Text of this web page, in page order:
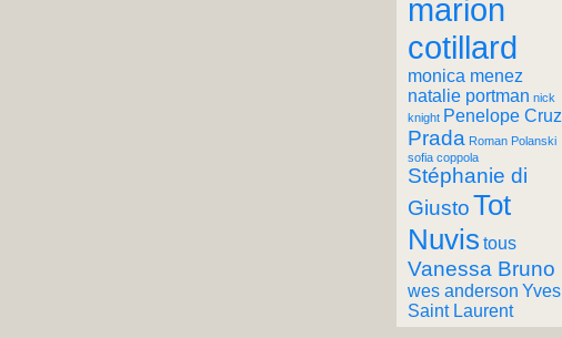
marion
cotillard
monica menez
natalie portman nick
knight Penelope Cruz
Prada Roman Polanski
sofia coppola
Stéphanie di
GiustoTot
Nuvis tous
Vanessa Bruno
wes anderson Yves
Saint Laurent